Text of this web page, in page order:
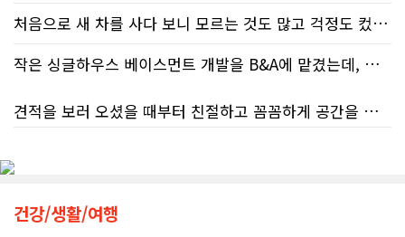
처음 차량을 선택하는 과정부터 저에게 맞는 차량을 추천해 주셨고, 그 차량의 장단점과 다양한 기능까지 하나하나 자세하게 설명해 주셔서 큰 도움이 되었습니다. 원래는 새 차를 받기까지 4~5개월 정도 기다려야 한다고 들었는데, 딜러님의 노력 덕분에 한 달 만에 차량을 받을 수 있었습니다.
그동안 만났던 딜러분들은 차량을 판매하는 데 집중하시는 경우가 많았는데, 박문호 딜러님은 고객의 입장에서 무엇이 가장 좋은 선택인지 먼저 생각해 주셨습니다. 마치 가족을 대하듯 작은 부분까지 세심하게 챙겨 주시는 모습에 큰 감동을 받았습니다.
좋은 차를 구매할 수 있도록 끝까지 최선을 다해 주시고, 늘 친절하고 세심하게 도와주신 박문호 딜러님께 진심으로 감사드립니다. 주변에 차량 구매를 고민하는 분이 있다면 자신 있게 추천드리고 싶은 최고의 딜러님입니다.
처음으로 새 차를 사다 보니 모르는 것도 많고 걱정도 컸는데 박문호 딜러님 덕분에 전 과정이 너무나 편안하고 만족스러웠습니다! 상담하는 내내 꼼꼼하게 설명해 주신 것은 물론, 복잡한 서류 절차와 차량 옵션 체크까지 세심하게 챙겨주셔서 마음이 정말 든든했습니다. 차량 출고 날에도 긴 시간 할애해 가며 기능을 친절하게 하나하나 설명해 주셔서 큰 도움이 되었는데요, 특히 정비사 출신이셔서 그런지 디테일한 부분까지 전문적으로 말씀해 주셔서 신뢰가 팍팍 갔습니다 ?? 다른분 리뷰에도 있지만 마지막에 "진짜 서비스는 이제부터 시작"이라는 진심어린 말씀에는 깊은 감동을 받았습니다. 앞으로 주변에 차 구매하려는 분이 있다면 무조건 박문호 딜러님 강력 추천입니다! 신경 써주셔서 진심으로 감사드리며, 늘 건강하시고 번창하시길 바랍니다 :)
작은 싱글하우스 베이스먼트 개발을 B&A에 맡겼는데, 처음부터 끝까지 정말 만족스러운 경험이었습니다.
견적을 보러 오셨을 때부터 친절하고 꼼꼼하게 공간을 확인해 주셨고, 여러 옵션이 포함된 견적 금액도 다른 업체들과 비교했을 때 매우 합리적이었습니다.
저희 집은 사이드 도어가 없어 작업하시기 불편하셨을 텐데도 항상 밝은 모습으로 오셔서 성실하게 작업해 주셨습니다. 공사 중에도 진행 상황과 앞으로의 작업 계획을 수시로 자세히 설명해 주셔서 믿고 맡길 수 있었고, 세심한 소통에 큰 만족을 느꼈습니다.
공사가 끝난 후에는 마무리 점검까지 꼼꼼하게 진행해 주시는 모습에서 전문성과 책임감을 느낄 수 있었습니다.
건강/생활/여행